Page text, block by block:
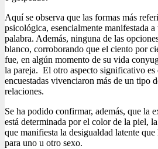
Aquí se observa que las formas más
psicológica, esencialmente manifestada
palabra. Además, ninguna de las
blanco, corroborando que el ciento por
fue, en algún momento de su vida
la pareja. El otro aspecto significativo es
encuestadas vivenciaron más de un tipo
relaciones.
Se ha podido confirmar, además, que la
está determinada por el color de la piel,
que manifiesta la desigualdad latente
para uno u otro sexo.